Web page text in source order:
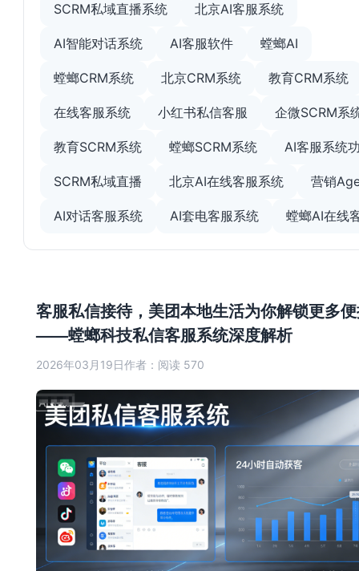
客服私信接待，美团本地生活为你解锁更多
——螳螂科技私信客服系统深度解析
2026年03月19日作者： 阅读 570
SCRM私域直播系统 北京AI客服系统
AI智能对话系统 AI客服软件 螳螂AI
螳螂CRM系统 北京CRM系统 教育CRM系统
在线客服系统 小红书私信客服 企微SCRM系
教育SCRM系统 螳螂SCRM系统 AI客服系统
SCRM私域直播 北京AI在线客服系统 营销
AI对话客服系统 AI套电客服系统 螳螂AI在线